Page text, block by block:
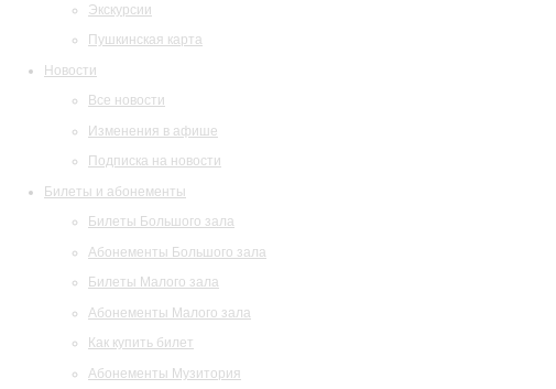
Экскурсии
Пушкинская карта
Новости
Все новости
Изменения в афише
Подписка на новости
Билеты и абонементы
Билеты Большого зала
Абонементы Большого зала
Билеты Малого зала
Абонементы Малого зала
Как купить билет
Абонементы Музитория